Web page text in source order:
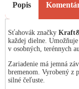
Popis
Sťahovák značky
každej dielne.
v osobných, terénnych
Zariadenie má jemná
bremenom. Vyrobený z
silné čeľuste.